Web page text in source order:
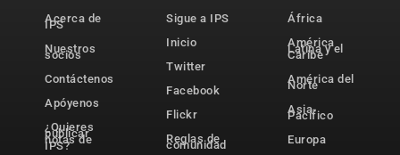
Acerca de
IPS
Nuestros
socios
Contáctenos
Apóyenos
¿Quieres
publicar
notas de
IPS?
Sigue a IPS
Inicio
Twitter
Facebook
Flickr
Reglas de
comunidad
África
América
Latina y el
Caribe
América del
Norte
Asia-
Pacífico
Europa